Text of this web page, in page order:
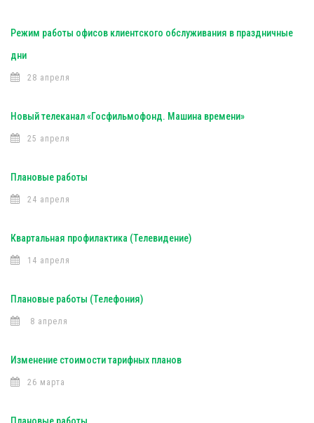
Режим работы офисов клиентского обслуживания в праздничные
дни
28 апреля
Новый телеканал «Госфильмофонд. Машина времени»
25 апреля
Плановые работы
24 апреля
Квартальная профилактика (Телевидение)
14 апреля
Плановые работы (Телефония)
8 апреля
Изменение стоимости тарифных планов
26 марта